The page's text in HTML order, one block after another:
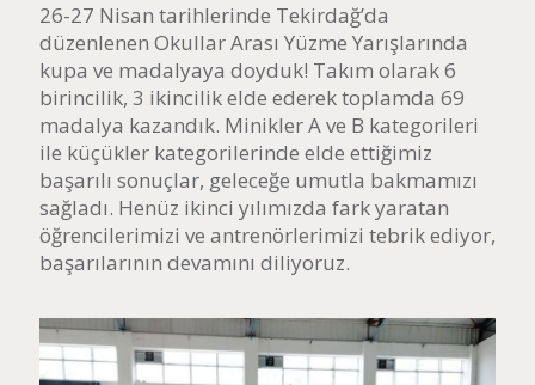
26-27 Nisan tarihlerinde Tekirdağ’da
düzenlenen Okullar Arası Yüzme Yarışlarında
kupa ve madalyaya doyduk! Takım olarak 6
birincilik, 3 ikincilik elde ederek toplamda 69
madalya kazandık. Minikler A ve B kategorileri
ile küçükler kategorilerinde elde ettiğimiz
başarılı sonuçlar, geleceğe umutla bakmamızı
sağladı. Henüz ikinci yılımızda fark yaratan
öğrencilerimizi ve antrenörlerimizi tebrik ediyor,
başarılarının devamını diliyoruz.